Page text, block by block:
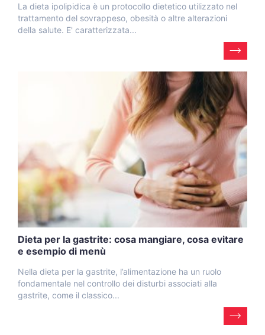
La dieta ipolipidica è un protocollo dietetico utilizzato nel
trattamento del sovrappeso, obesità o altre alterazioni
della salute. E' caratterizzata...
Dieta per la gastrite: cosa mangiare, cosa evitare
e esempio di menù
Nella dieta per la gastrite, l’alimentazione ha un ruolo
fondamentale nel controllo dei disturbi associati alla
gastrite, come il classico...